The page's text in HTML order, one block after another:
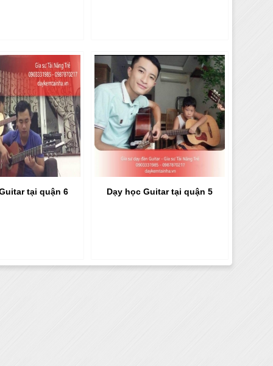
tại quận 6 Dạy học Guitar tại quận 5